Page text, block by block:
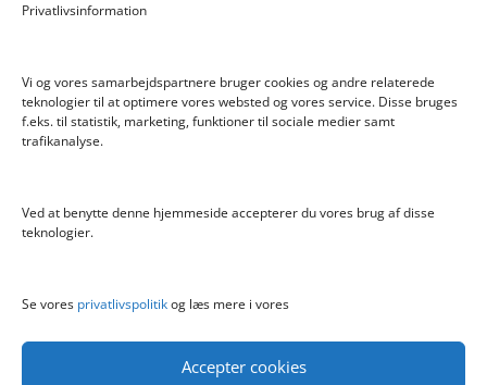
Privatlivsinformation
Vi og vores samarbejdspartnere bruger cookies og andre relaterede
teknologier til at optimere vores websted og vores service. Disse bruges
f.eks. til statistik, marketing, funktioner til sociale medier samt
trafikanalyse.
Ved at benytte denne hjemmeside accepterer du vores brug af disse
teknologier.
Se vores privatlivspolitikog læs mere i vores
Accepter cookies
Hyggeligt fehjem med gyldent enhjørning
Info
Kontakt
Privatlivspolitik